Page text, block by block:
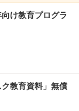
け教育プログラ
教育資料」無償